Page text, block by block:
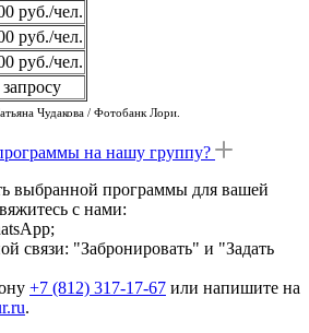
руб./чел.
руб./чел.
руб./чел.
Чудакова / Фотобанк Лори.
на нашу группу?
выбранной программы для вашей
с нами:
связи: "Забронировать" и "Задать
+7 (812) 317-17-67 или напишите на
.